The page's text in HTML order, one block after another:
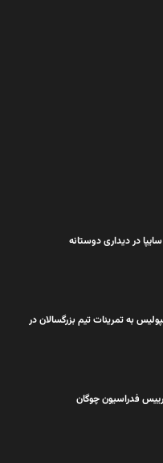
در دیداری دوستانه
به تمرینات تیم بزرگسالان در
فدراسیون چوگان